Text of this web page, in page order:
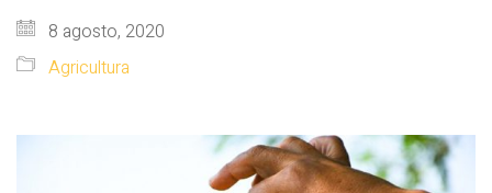
8 agosto, 2020
Agricultura